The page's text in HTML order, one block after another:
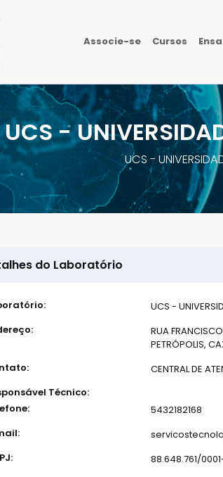
Associe-se Cursos
UCS -
UCS -
do Laboratório
UCS -
RUA
PETRÓPOLIS,
CENTRAL DE
Técnico:
5432182168
88.648.761/